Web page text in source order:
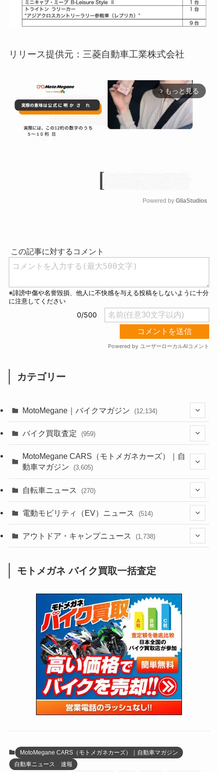
リリース提供元：三菱自動車工業株式会社
arrow_forward_ios もっと見る
Powered by GliaStudios
カテゴリー
MotoMegane｜バイクマガジン (12,134)
(44)
(638)
(118)
(60)
(31)
(51)
(34)
(5)
(12)
(63)
(109)
(252)
(38)
(24)
(16)
(25)
(24)
(47)
(15)
(5)
(249)
(64)
(16)
(62)
(4)
(6)
(17)
(5)
(306)
(6,957)
(2,473)
(249)
(1,226)
(12)
(131)
(38)
(131)
(167)
(85)
(21)
(61)
(171)
(98)
(13)
(60)
(274)
(171)
(38)
(47)
(59)
(66)
(16)
(141)
(255)
(204)
(1,141)
(166)
(23)
(33)
(34)
(35)
(41)
(415)
(16)
バイク買取査定 (959)
(352)
MotoMegane CARS（モトメガネカーズ）｜自
動車マガジン
(3,605)
(185)
(137)
(73)
(2,744)
(126)
(170)
自転車ニュース (270)
(54)
(211)
電動モビリティ（EV）ニュース (514)
(132)
(171)
(118)
(27)
アウトドア・キャンプニュース (1,738)
(1,605)
(147)
(13)
(19)
(12)
(16)
モトメガネ バイク買取一括査定
MotoMegane CARS（モトメガネカーズ）｜自動車マガジン
自動車ニュース 速報